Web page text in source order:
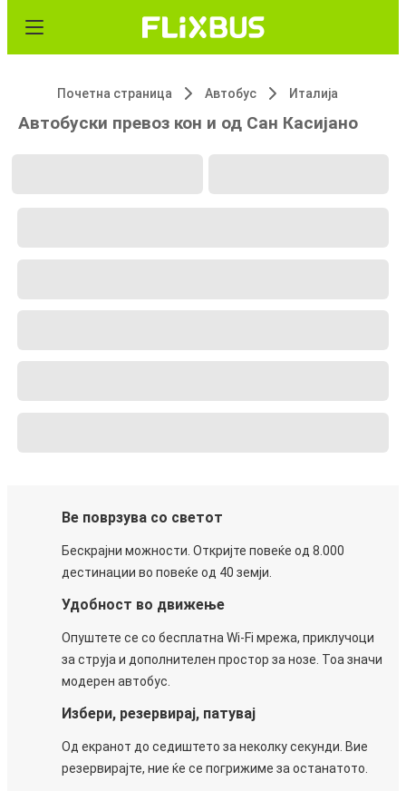
Почетна страница Автобус Италија
Автобуски превоз кон и од Сан Касијано
Ве поврзува со светот
Бескрајни можности. Откријте повеќе од 8.000
дестинации во повеќе од 40 земји.
Удобност во движење
Опуштете се со бесплатна Wi-Fi мрежа, приклучоци
за струја и дополнителен простор за нозе. Тоа значи
модерен автобус.
Избери, резервирај, патувај
Од екранот до седиштето за неколку секунди. Вие
резервирајте, ние ќе се погрижиме за останатото.